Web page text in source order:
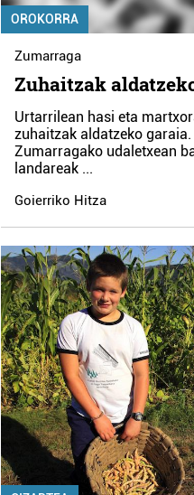
OROKORRA
Zumarraga
Zuhaitzak
Urtarrilean hasi eta
zuhaitzak aldatzeko
Zumarragako udaletxean
landareak ...
Goierriko Hitza